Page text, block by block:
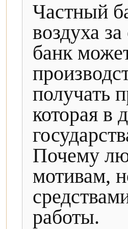
Частный
воздуха
банк
получать
которая в
Почему
мотивам,
работы.